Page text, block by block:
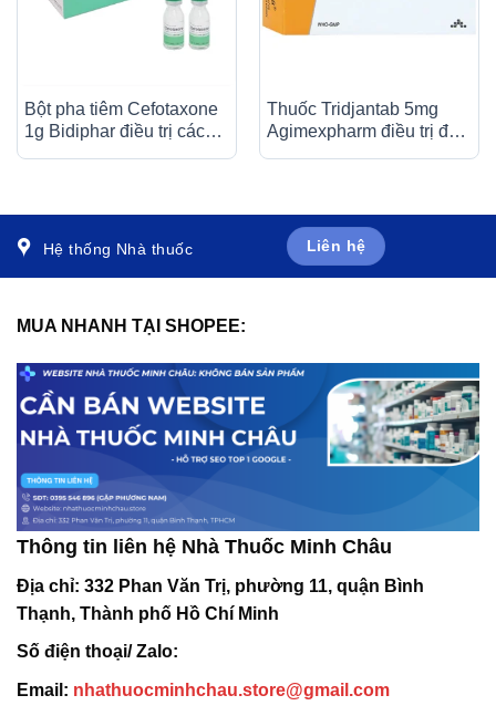
Bột pha tiêm Cefotaxone
1g Bidiphar điều trị các
Thuốc Tridjantab 5mg
Agimexpharm điều trị đái
Hệ thống Nhà thuốc Liên hệ
MUA NHANH TẠI SHOPEE:
Thông tin liên hệ Nhà Thuốc Minh Châu
Địa chỉ: 332 Phan Văn Trị, phường 11, quận Bình
Thạnh, Thành phố Hồ Chí Minh
Số điện thoại/ Zalo:
Email: nhathuocminhchau.store@gmail.com